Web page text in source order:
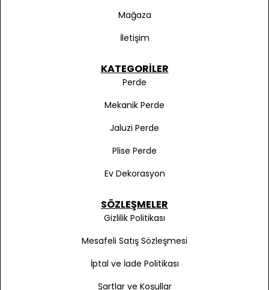
Mağaza
İletişim
KATEGORILER
Perde
Mekanik Perde
Jaluzi Perde
Plise Perde
Ev Dekorasyon
SÖZLEŞMELER
Gizlilik Politikası
Mesafeli Satış Sözleşmesi
İptal ve İade Politikası
Şartlar ve Koşullar